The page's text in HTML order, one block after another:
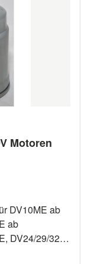
Motoren
ab
DV24/29/32